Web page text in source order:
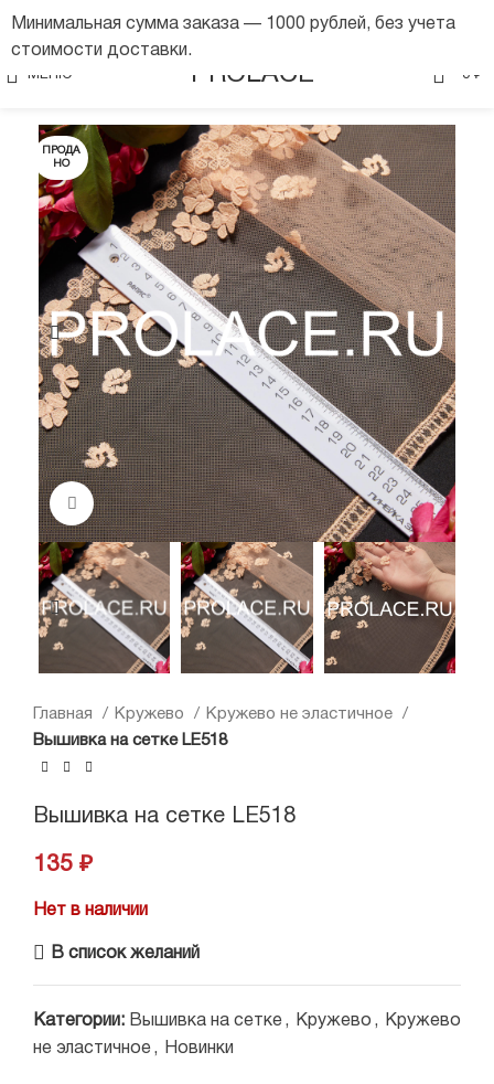
МЕНЮ PROLACE 0 ₽
ПРОДА
НО
Нажмите, чтобы увеличить
Главная Кружево
Кружево не эластичное
Вышивка на сетке LE518
Вышивка на сетке LE518
135 ₽
Нет в наличии
В список желаний
Категории: Вышивка на сетке , Кружево ,
Кружево
не эластичное , Новинки
Минимальная сумма заказа — 1000 рублей, без учета
стоимости доставки.